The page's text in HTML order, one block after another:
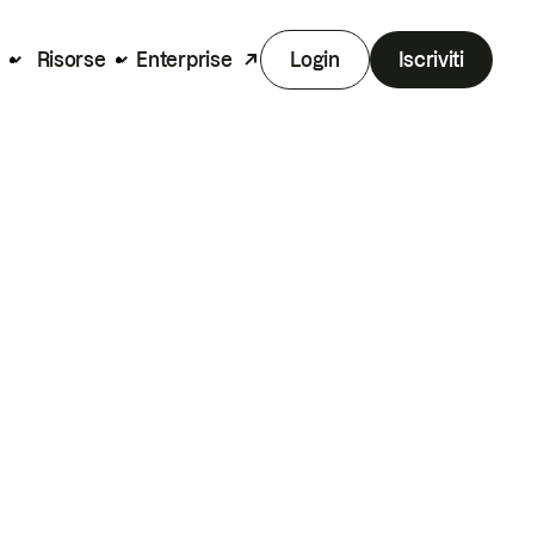
Risorse Enterprise Login Iscriviti